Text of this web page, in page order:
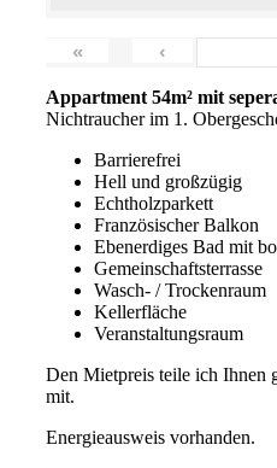
« ‹
Appartment 54m² mit
Nichtraucher im 1.
Barrierefrei
Hell und großzügig
Echtholzparkett
Französischer Balkon
Ebenerdiges Bad mit
Gemeinschaftsterrasse
Wasch- / Trockenraum
Kellerfläche
Veranstaltungsraum
Den Mietpreis teile ich Ihnen
mit.
Energieausweis vorhanden.